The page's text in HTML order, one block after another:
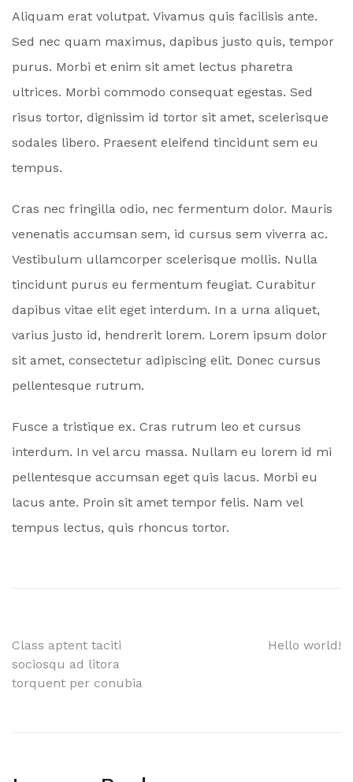
Aliquam erat volutpat. Vivamus quis facilisis ante.
Sed nec quam maximus, dapibus justo quis, tempor
purus. Morbi et enim sit amet lectus pharetra
ultrices. Morbi commodo consequat egestas. Sed
risus tortor, dignissim id tortor sit amet, scelerisque
sodales libero. Praesent eleifend tincidunt sem eu
tempus.
Cras nec fringilla odio, nec fermentum dolor. Mauris
venenatis accumsan sem, id cursus sem viverra ac.
Vestibulum ullamcorper scelerisque mollis. Nulla
tincidunt purus eu fermentum feugiat. Curabitur
dapibus vitae elit eget interdum. In a urna aliquet,
varius justo id, hendrerit lorem. Lorem ipsum dolor
sit amet, consectetur adipiscing elit. Donec cursus
pellentesque rutrum.
Fusce a tristique ex. Cras rutrum leo et cursus
interdum. In vel arcu massa. Nullam eu lorem id mi
pellentesque accumsan eget quis lacus. Morbi eu
lacus ante. Proin sit amet tempor felis. Nam vel
tempus lectus, quis rhoncus tortor.
Post
navigation
Class aptent taciti
sociosqu ad litora
torquent per conubia
Hello world!